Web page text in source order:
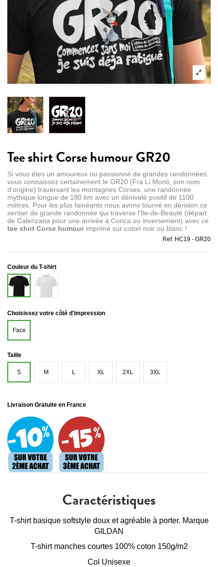
Tee shirt Corse humour GR20
Si vous êtes un amoureux ou passionné de grandes randonnées,
vous connaissez certainement le GR20 (Fra Li Monti, son nom
d’origine) traversant les montagnes Corses, une randonnée
mythique longue de 180 km avec un dénivelé positif de 1100
mètres. Pour les plus fainéants nous avons tourné en dérision ce
sentier de grande randonnée qui traverse l'Ile-de-Beauté (départ
de Calenzana pour une arrivée à Conca ou inversement) avec ce
tee shirt Corse humourimprimé sur coton noir ou blanc !
Ref. HC19 - GR20
Couleur du T-shirt
Noir
Blanc
Choisissez votre côté d'impression
Face
Taille
S M L XL 2XL 3XL
Livraison Gratuite en France
Caractéristiques
T-shirt basique softstyle doux et agréable à porter. Marque
GILDAN
T-shirt manches courtes 100% coton 150g/m2
Col Unisexe